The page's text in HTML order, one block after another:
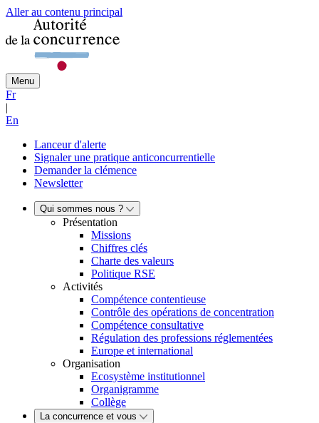
Aller au contenu principal
Menu
Fr
|
En
Lanceur d'alerte
Signaler une pratique anticoncurrentielle
Demander la clémence
Newsletter
Qui sommes nous ?
Présentation
Missions
Chiffres clés
Charte des valeurs
Politique RSE
Activités
Compétence contentieuse
Contrôle des opérations de concentration
Compétence consultative
Régulation des professions réglementées
Europe et international
Organisation
Ecosystème institutionnel
Organigramme
Collège
La concurrence et vous